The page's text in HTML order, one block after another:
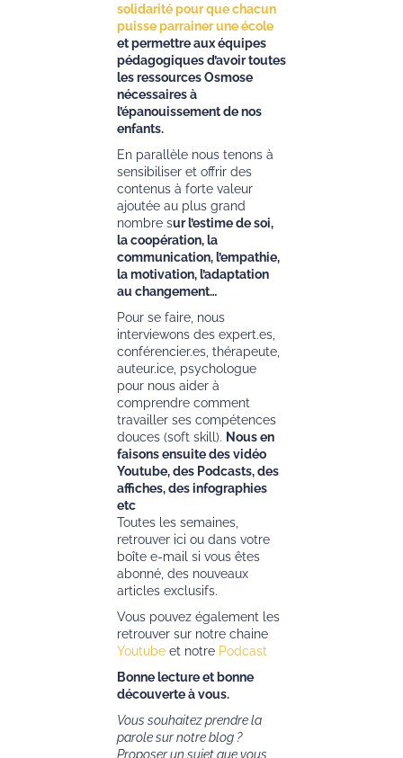
solidarité pour que chacun
puisse parrainer une école
et permettre aux équipes
pédagogiques d’avoir toutes
les ressources Osmose
nécessaires à
l’épanouissement de nos
enfants.
En parallèle nous tenons à
sensibiliser et offrir des
contenus à forte valeur
ajoutée au plus grand
nombre sur l’estime de soi,
la coopération, la
communication, l’empathie,
la motivation, l’adaptation
au changement…
Pour se faire, nous
interviewons des expert.es,
conférencier.es, thérapeute,
auteur.ice, psychologue
pour nous aider à
comprendre comment
travailler ses compétences
douces (soft skill). Nous en
faisons ensuite des vidéo
Youtube, des Podcasts, des
affiches, des infographies
etc
Toutes les semaines,
retrouver ici ou dans votre
boîte e-mail si vous êtes
abonné, des nouveaux
articles exclusifs.
Vous pouvez également les
retrouver sur notre chaine
Youtube et notre Podcast
Bonne lecture et bonne
découverte à vous.
Vous souhaitez prendre la
parole sur notre blog ?
Proposer un sujet que vous